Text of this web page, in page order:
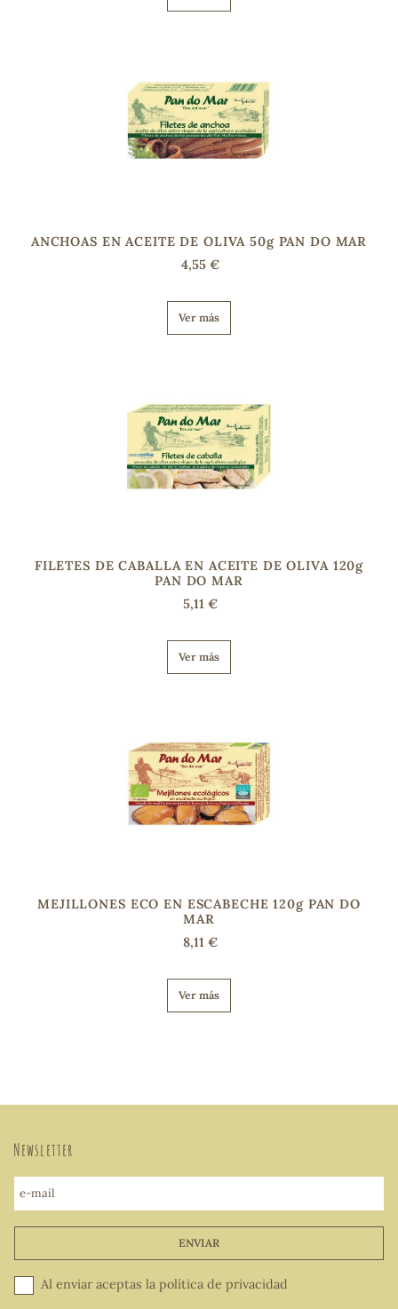
ANCHOAS EN ACEITE DE OLIVA 50g PAN DO MAR
4,55 €
Ver más
FILETES DE CABALLA EN ACEITE DE OLIVA 120g
PAN DO MAR
5,11 €
Ver más
MEJILLONES ECO EN ESCABECHE 120g PAN DO
MAR
8,11 €
Ver más
Newsletter
e-mail
ENVIAR
Al enviar aceptas la política de privacidad